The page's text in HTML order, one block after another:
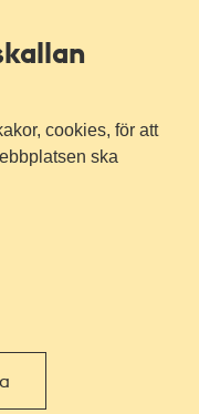
cookies, för att
ska